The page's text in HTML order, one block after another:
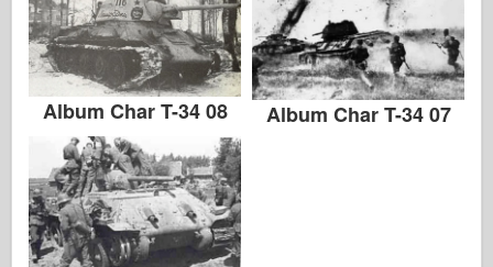
Album Char T-34 07
Album Char T-34 08